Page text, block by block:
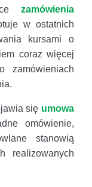
zamówienia
w ostatnich
kursami o
coraz więcej
zamówieniach
się umowa
omówienie,
stanowią
realizowanych